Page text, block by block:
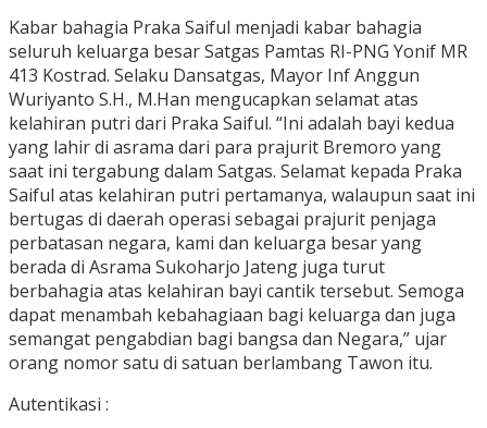
Kabar bahagia Praka Saiful menjadi kabar bahagia
seluruh keluarga besar Satgas Pamtas RI-PNG Yonif MR
413 Kostrad. Selaku Dansatgas, Mayor Inf Anggun
Wuriyanto S.H., M.Han mengucapkan selamat atas
kelahiran putri dari Praka Saiful. “Ini adalah bayi kedua
yang lahir di asrama dari para prajurit Bremoro yang
saat ini tergabung dalam Satgas. Selamat kepada Praka
Saiful atas kelahiran putri pertamanya, walaupun saat ini
bertugas di daerah operasi sebagai prajurit penjaga
perbatasan negara, kami dan keluarga besar yang
berada di Asrama Sukoharjo Jateng juga turut
berbahagia atas kelahiran bayi cantik tersebut. Semoga
dapat menambah kebahagiaan bagi keluarga dan juga
semangat pengabdian bagi bangsa dan Negara,” ujar
orang nomor satu di satuan berlambang Tawon itu.
Autentikasi :